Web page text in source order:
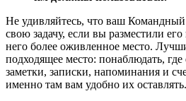
Не удивляйтесь, что ваш
свою задачу, если вы разместили
него более оживленное место.
подходящее место: понаблюдать,
заметки, записки, напоминания и
именно там вам удобно их оставлять.